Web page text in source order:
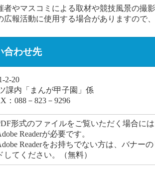
者やマスコミによる取材や競技風景の撮
広報活動に使用する場合がありますので
合わせ先
2-20
課内「まんが甲子園」係
：088－823－9296
形式のファイルをご覧いただく場合に
Readerが必要です。
Readerをお持ちでない方は、バナー
してください。（無料）